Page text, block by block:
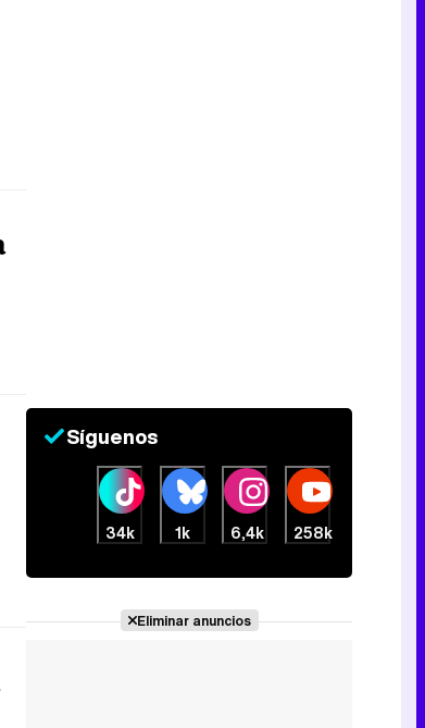
Síguenos
34k 1k 6,4k 258k
Eliminar anuncios